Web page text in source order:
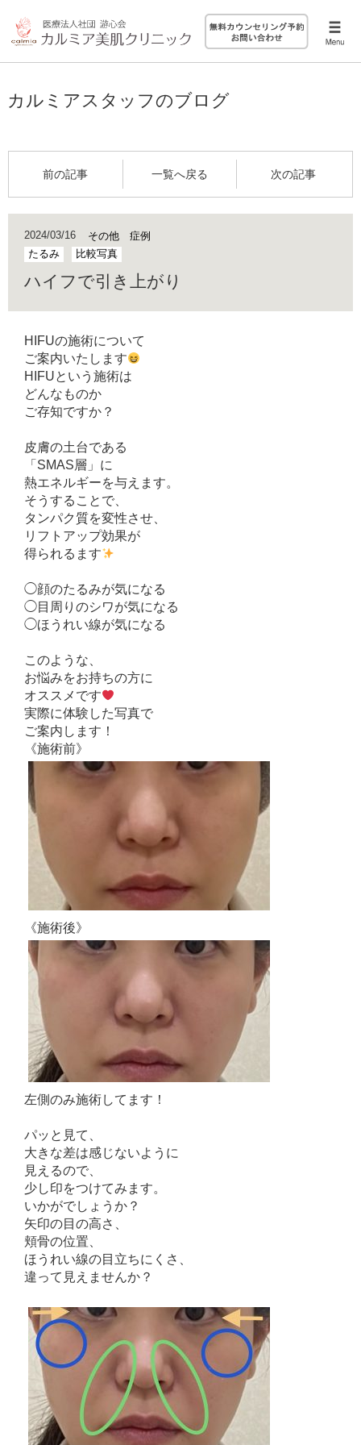
カルミアスタッフのブログ
前の記事 一覧へ戻る 次の記事
2024/03/16
その他 症例
たるみ
比較写真
ハイフで引き上がり
HIFUの施術について
ご案内いたします
HIFUという施術は
どんなものか
ご存知ですか？
皮膚の土台である
「SMAS層」に
熱エネルギーを与えます。
そうすることで、
タンパク質を変性させ、
リフトアップ効果が
得られるます
◯顔のたるみが気になる
◯目周りのシワが気になる
◯ほうれい線が気になる
このような、
お悩みをお持ちの方に
オススメです
実際に体験した写真で
ご案内します！
《施術前》
《施術後》
左側のみ施術してます！
パッと見て、
大きな差は感じないように
見えるので、
少し印をつけてみます。
いかがでしょうか？
矢印の目の高さ、
頬骨の位置、
ほうれい線の目立ちにくさ、
違って見えませんか？